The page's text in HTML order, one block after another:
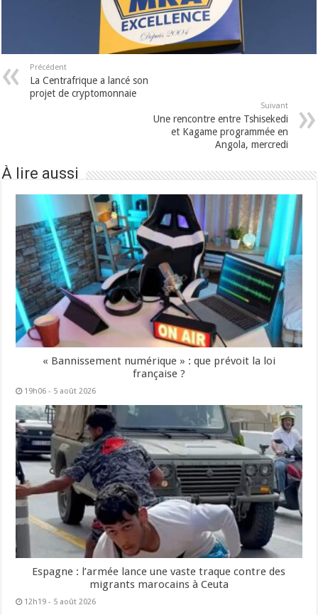
Précédent
La Centrafrique a lancé son
projet de cryptomonnaie
Suivant
Une rencontre entre Tshisekedi
et Kagame programmée en
Angola, mercredi
À lire aussi
« Bannissement numérique » : que prévoit la loi
française ?
19h06 - 5 août 2026
Espagne : l’armée lance une vaste traque contre des
migrants marocains à Ceuta
12h19 - 5 août 2026